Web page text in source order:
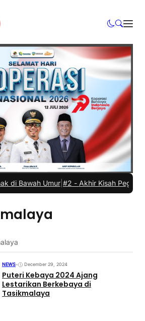
Umur |#2 -Akhir Kisah Pegawai
NEWS• December 29, 2024
Puteri Kebaya 2024 Ajang
Lestarikan Berkebaya di
Tasikmalaya